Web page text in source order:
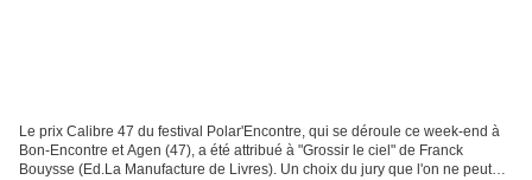
Le prix Calibre 47 du festival Polar'Encontre, qui se déroule ce week-end à
Bon-Encontre et Agen (47), a été attribué à "Grossir le ciel" de Franck
Bouysse (Ed.La Manufacture de Livres). Un choix du jury que l'on ne peut